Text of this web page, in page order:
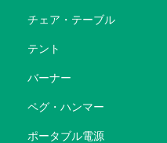
チェア・テーブル
テント
バーナー
ペグ・ハンマー
ポータブル電源